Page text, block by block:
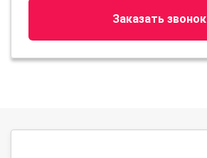
Заказать звонок